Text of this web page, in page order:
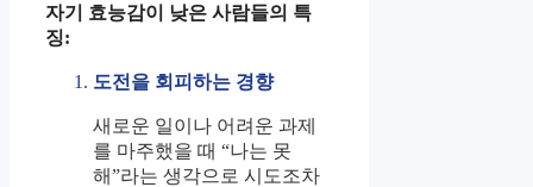
자기 효능감이 낮은 사람들의 특
징:
도전을 회피하는 경향
새로운 일이나 어려운 과제
를 마주했을 때 “나는 못
해”라는 생각으로 시도조차